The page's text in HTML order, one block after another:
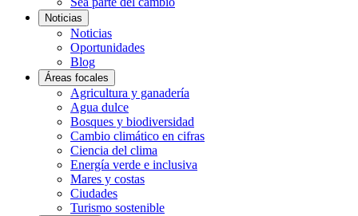
Noticias
Noticias
Oportunidades
Blog
Áreas focales
Agricultura y ganadería
Agua dulce
Bosques y biodiversidad
Cambio climático en cifras
Ciencia del clima
Energía verde e inclusiva
Mares y costas
Ciudades
Turismo sostenible